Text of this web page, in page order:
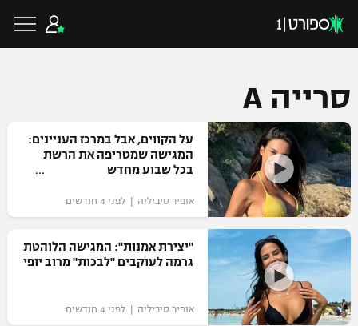
כדורגל ישראלי
ליגת העל
גביע הטוטו
ליגיונרים
כדורגל עולמי
ליגת האלופות
ליגה אירופית
ליגה אנגלית
כדורסל ישראלי
ליגת ווינר סל
כדורסל עולמי
סרייה A
על הקווים, אבל במרכז העניינים:
המגישה שמטריפה את הרשת
בכל שבוע מחדש
אופיר סיביליה | לפני 4 חודשים
"יצירת אמנות": המגישה הלוהטת
גרמה לעוקבים "לבכות" מרוב יופי
אופיר סיביליה | לפני 4 חודשים